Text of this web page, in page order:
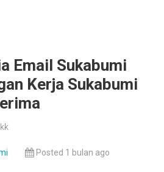
Email Sukabumi
Kerja Sukabumi
Posted 1 bulan ago